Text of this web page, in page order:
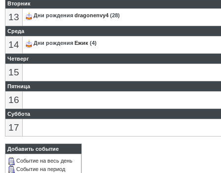
Вторник
13 Дни рождения dragonenvy4 (28)
Среда
14 Дни рождения Eжик (4)
Четверг
15
Пятница
16
Суббота
17
Добавить событие
Событие на весь день
Событие на период